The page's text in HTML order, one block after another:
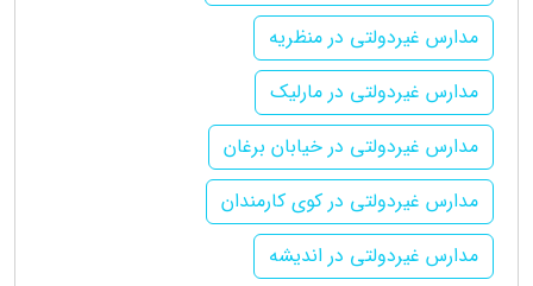
مدارس غیردولتی در منظریه
مدارس غیردولتی در مارلیک
مدارس غیردولتی در خیابان برغان
مدارس غیردولتی در کوی کارمندان
مدارس غیردولتی در اندیشه